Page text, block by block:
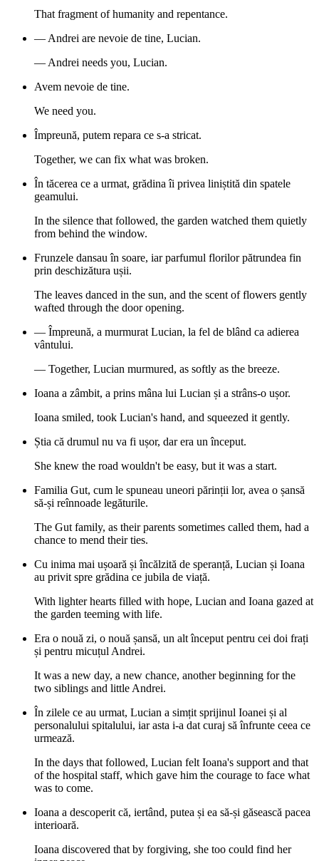
That fragment of humanity and repentance.
— Andrei are nevoie de tine, Lucian.
— Andrei needs you, Lucian.
Avem nevoie de tine.
We need you.
Împreună, putem repara ce s-a stricat.
Together, we can fix what was broken.
În tăcerea ce a urmat, grădina îi privea liniștită din spatele
geamului.
In the silence that followed, the garden watched them quietly
from behind the window.
Frunzele dansau în soare, iar parfumul florilor pătrundea fin
prin deschizătura ușii.
The leaves danced in the sun, and the scent of flowers gently
wafted through the door opening.
— Împreună, a murmurat Lucian, la fel de blând ca adierea
vântului.
— Together, Lucian murmured, as softly as the breeze.
Ioana a zâmbit, a prins mâna lui Lucian și a strâns-o ușor.
Ioana smiled, took Lucian's hand, and squeezed it gently.
Știa că drumul nu va fi ușor, dar era un început.
She knew the road wouldn't be easy, but it was a start.
Familia Gut, cum le spuneau uneori părinții lor, avea o șansă
să-și reînnoade legăturile.
The Gut family, as their parents sometimes called them, had a
chance to mend their ties.
Cu inima mai ușoară și încălzită de speranță, Lucian și Ioana
au privit spre grădina ce jubila de viață.
With lighter hearts filled with hope, Lucian and Ioana gazed at
the garden teeming with life.
Era o nouă zi, o nouă șansă, un alt început pentru cei doi frați
și pentru micuțul Andrei.
It was a new day, a new chance, another beginning for the
two siblings and little Andrei.
În zilele ce au urmat, Lucian a simțit sprijinul Ioanei și al
personalului spitalului, iar asta i-a dat curaj să înfrunte ceea ce
urmează.
In the days that followed, Lucian felt Ioana's support and that
of the hospital staff, which gave him the courage to face what
was to come.
Ioana a descoperit că, iertând, putea și ea să-și găsească pacea
interioară.
Ioana discovered that by forgiving, she too could find her